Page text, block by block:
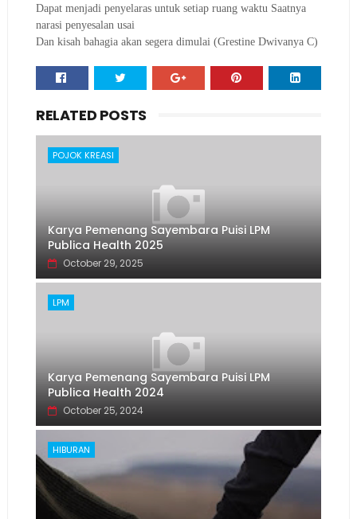
Dapat menjadi penyelaras untuk setiap ruang waktu Saatnya
narasi penyesalan usai
Dan kisah bahagia akan segera dimulai (Grestine Dwivanya C)
RELATED POSTS
POJOK KREASI
Karya Pemenang Sayembara Puisi LPM
Publica Health 2025
October 29, 2025
LPM
Karya Pemenang Sayembara Puisi LPM
Publica Health 2024
October 25, 2024
HIBURAN